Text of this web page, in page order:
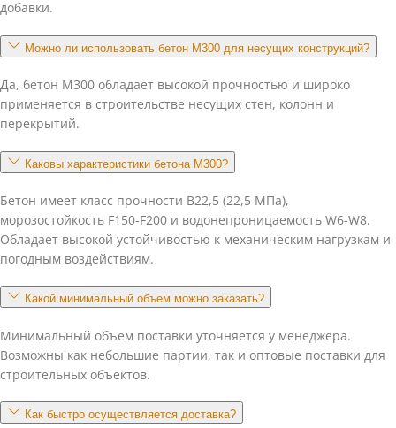
добавки.
Можно ли использовать бетон М300 для несущих конструкций?
Да, бетон М300 обладает высокой прочностью и широко
применяется в строительстве несущих стен, колонн и
перекрытий.
Каковы характеристики бетона М300?
Бетон имеет класс прочности В22,5 (22,5 МПа),
морозостойкость F150-F200 и водонепроницаемость W6-W8.
Обладает высокой устойчивостью к механическим нагрузкам и
погодным воздействиям.
Какой минимальный объем можно заказать?
Минимальный объем поставки уточняется у менеджера.
Возможны как небольшие партии, так и оптовые поставки для
строительных объектов.
Как быстро осуществляется доставка?